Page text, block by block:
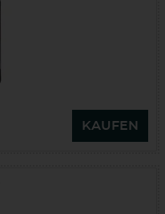
KAUFEN